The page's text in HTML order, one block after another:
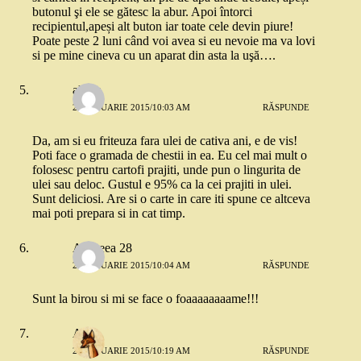
butonul şi ele se gătesc la abur. Apoi întorci
recipientul,apeși alt buton iar toate cele devin piure!
Poate peste 2 luni când voi avea si eu nevoie ma va lovi
si pe mine cineva cu un aparat din asta la uşă….
alusia
23 IANUARIE 2015/10:03 AM RĂSPUNDE
Da, am si eu friteuza fara ulei de cativa ani, e de vis!
Poti face o gramada de chestii in ea. Eu cel mai mult o
folosesc pentru cartofi prajiti, unde pun o lingurita de
ulei sau deloc. Gustul e 95% ca la cei prajiti in ulei.
Sunt deliciosi. Are si o carte in care iti spune ce altceva
mai poti prepara si in cat timp.
Andreea 28
23 IANUARIE 2015/10:04 AM RĂSPUNDE
Sunt la birou si mi se face o foaaaaaaaame!!!
Ancu
23 IANUARIE 2015/10:19 AM RĂSPUNDE